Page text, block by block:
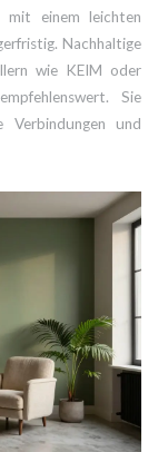
mit einem leichten
Nachhaltige
wie KEIM oder
Sie
und